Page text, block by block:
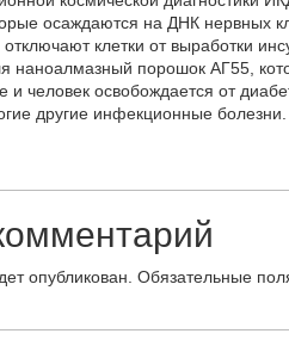
осаждаются на ДНК нервных
клетки от выработки
наноалмазный порошок АГ55,
и человек освобождается от
другие инфекционные болезни.
опубликован. Обязательные